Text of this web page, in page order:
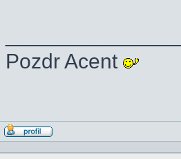
Pozdr Acent
Wyświetl